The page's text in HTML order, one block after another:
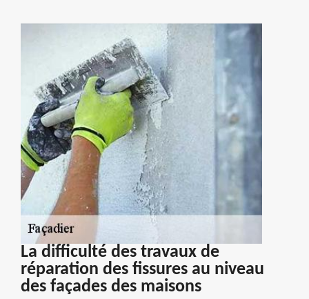
La difficulté des travaux de
réparation des fissures au niveau
des façades des maisons